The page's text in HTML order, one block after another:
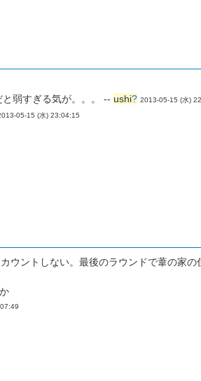
弱すぎる気が。。。 -- ushi? 2013-05-15 (水)
05-15 (水) 23:04:15
ウントしない。最後のラウンドで葦の家の
か